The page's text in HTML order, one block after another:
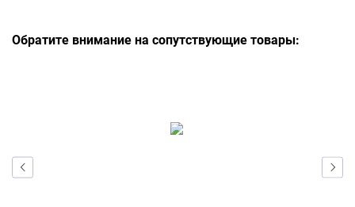
Обратите внимание на сопутствующие товары: